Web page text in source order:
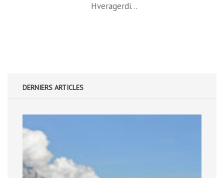
Hveragerdi…
DERNIERS ARTICLES